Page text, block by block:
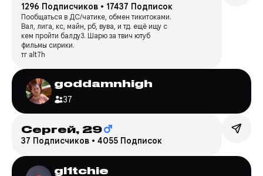
1296 Подписчиков • 17437 Подписок
Пообщаться в ДС/чатике, обмен тикитоками.
Вал, лига, кс, майн, рб, вува, и тд. ещё ищу с
кем пройти балду3. Шарю за твич ютуб
фильмы сирики.
тг alt7h
goddamnhigh
37
Сергей, 29
37 Подписчиков • 4055 Подписок
gl1tchie